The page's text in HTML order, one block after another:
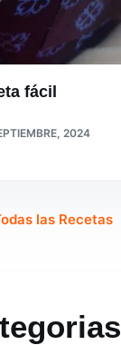
fácil
2024
las Recetas